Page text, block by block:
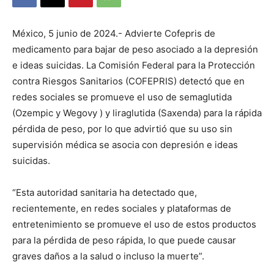
México, 5 junio de 2024.- Advierte Cofepris de
medicamento para bajar de peso asociado a la depresión
e ideas suicidas. La Comisión Federal para la Protección
contra Riesgos Sanitarios (COFEPRIS) detectó que en
redes sociales se promueve el uso de semaglutida
(Ozempic y Wegovy ) y liraglutida (Saxenda) para la rápida
pérdida de peso, por lo que advirtió que su uso sin
supervisión médica se asocia con depresión e ideas
suicidas.
“Esta autoridad sanitaria ha detectado que,
recientemente, en redes sociales y plataformas de
entretenimiento se promueve el uso de estos productos
para la pérdida de peso rápida, lo que puede causar
graves daños a la salud o incluso la muerte”.